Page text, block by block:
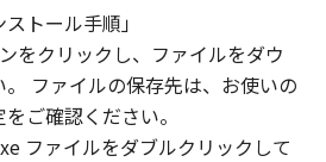
トール手順」
をクリックし、ファイルをダウ
ファイルの保存先は、お使いの
ご確認ください。
ファイルをダブルクリックして